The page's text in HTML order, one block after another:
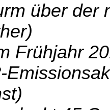
über der
Frühjahr